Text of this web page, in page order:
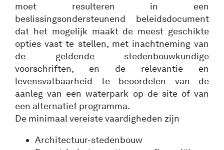
moet resulteren in een
beslissingsondersteunend beleidsdocument
dat het mogelijk maakt de meest geschikte
opties vast te stellen, met inachtneming van
de geldende stedenbouwkundige
voorschriften, en de relevantie en
levensvatbaarheid te beoordelen van de
aanleg van een waterpark op de site of van
een alternatief programma.
De minimaal vereiste vaardigheden zijn
Architectuur-stedenbouw